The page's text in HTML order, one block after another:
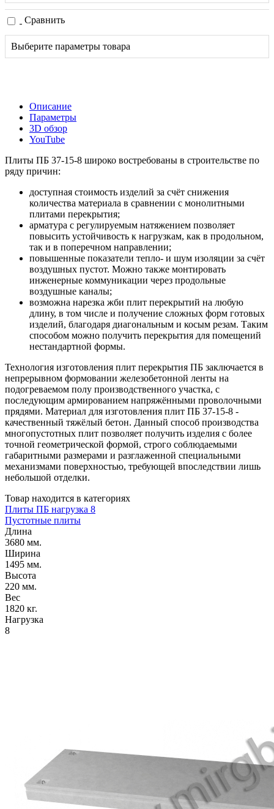
Сравнить
Выберите параметры товара
Описание
Параметры
3D обзор
YouTube
Плиты ПБ 37-15-8 широко востребованы в строительстве по
ряду причин:
доступная стоимость изделий за счёт снижения
количества материала в сравнении с монолитными
плитами перекрытия;
арматура с регулируемым натяжением позволяет
повысить устойчивость к нагрузкам, как в продольном,
так и в поперечном направлении;
повышенные показатели тепло- и шум изоляции за счёт
воздушных пустот. Можно также монтировать
инженерные коммуникации через продольные
воздушные каналы;
возможна нарезка жби плит перекрытий на любую
длину, в том числе и получение сложных форм готовых
изделий, благодаря диагональным и косым резам. Таким
способом можно получить перекрытия для помещений
нестандартной формы.
Технология изготовления плит перекрытия ПБ заключается в
непрерывном формовании железобетонной ленты на
подогреваемом полу производственного участка, с
последующим армированием напряжёнными проволочными
прядями. Материал для изготовления плит ПБ 37-15-8 -
качественный тяжёлый бетон. Данный способ производства
многопустотных плит позволяет получить изделия с более
точной геометрической формой, строго соблюдаемыми
габаритными размерами и разглаженной специальными
механизмами поверхностью, требующей впоследствии лишь
небольшой отделки.
Товар находится в категориях
Плиты ПБ нагрузка 8
Пустотные плиты
Длина
3680 мм.
Ширина
1495 мм.
Высота
220 мм.
Вес
1820 кг.
Нагрузка
8